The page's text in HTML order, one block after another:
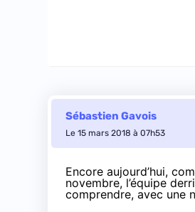
Sébastien Gavois
Le 15 mars 2018 à 07h53
Encore aujourd’hui,
novembre, l’équipe
comprendre, avec une